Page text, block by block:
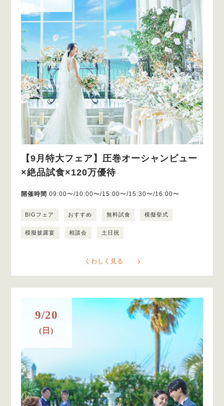
【9月特大フェア】圧巻オーシャンビュー
×絶品試食×120万優待
開催時間 09:00〜/10:00〜/15:00〜/15:30〜/16:00〜
BIGフェア おすすめ 無料試食 模擬挙式
模擬披露宴 相談会 土日祝
くわしく見る
9/20
(日)